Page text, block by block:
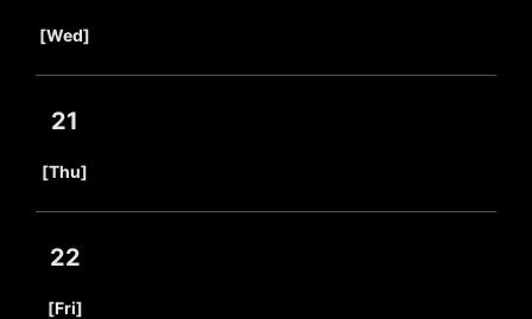
[Wed]
21
[Thu]
22
[Fri]